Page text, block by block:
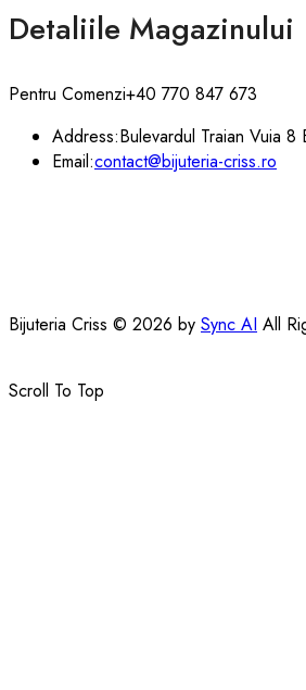
Detaliile Magazinului
Pentru Comenzi+40 770 847 673
Address:Bulevardul Traian Vuia
Email:contact@bijuteria-criss.ro
Bijuteria Criss © 2026 by Sync AI All
Scroll To Top